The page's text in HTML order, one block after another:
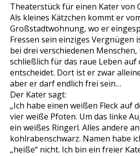
Theaterstück für einen Kater von
Als kleines Kätzchen kommt er
Großstadtwohnung, wo er
Fressen sein einziges Vergnügen
bei drei verschiedenen Menschen,
schließlich für das raue Leben auf
entscheidet. Dort ist er zwar
aber er darf endlich frei sein…
Der Kater sagt:
„Ich habe einen weißen Fleck auf
vier weiße Pfoten. Um das linke
ein weißes Ringerl. Alles andere
kohlrabenschwarz. Namen habe
„heiße“ nicht. Ich bin ein freier